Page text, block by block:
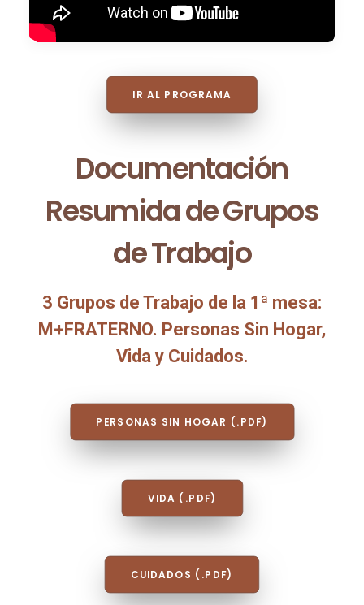
IR AL PROGRAMA
Documentación
Resumida de Grupos
de Trabajo
3 Grupos de Trabajo de la 1ª mesa:
M+FRATERNO. Personas Sin Hogar,
Vida y Cuidados.
PERSONAS SIN HOGAR (.PDF)
VIDA (.PDF)
CUIDADOS (.PDF)